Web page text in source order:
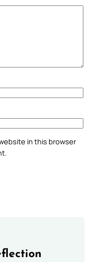
in this browser